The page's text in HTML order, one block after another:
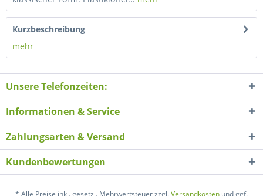
Kurzbeschreibung
mehr
Unsere Telefonzeiten:
Informationen & Service
Zahlungsarten & Versand
Kundenbewertungen